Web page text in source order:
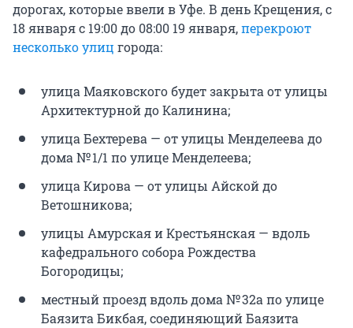
дорогах, которые ввели в Уфе. В день Крещения, с
18 января с 19:00 до 08:00 19 января,перекроют
несколько улиц города:
улица Маяковского будет закрыта от улицы
Архитектурной до Калинина;
улица Бехтерева — от улицы Менделеева до
дома № 1/1 по улице Менделеева;
улица Кирова — от улицы Айской до
Ветошникова;
улицы Амурская и Крестьянская — вдоль
кафедрального собора Рождества
Богородицы;
местный проезд вдоль дома № 32а по улице
Баязита Бикбая, соединяющий Баязита